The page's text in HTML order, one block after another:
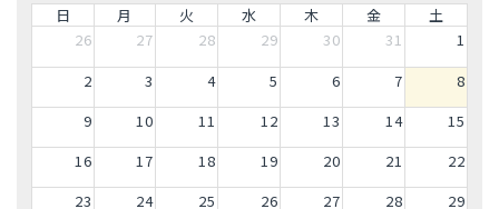
日 月 火 水 木 金
土
26
27 28 29 30 31
1
2
3 4 5 6 7
8
9
10 11 12 13 14
15
16
17 18 19 20 21
22
23
24 25 26 27 28
29